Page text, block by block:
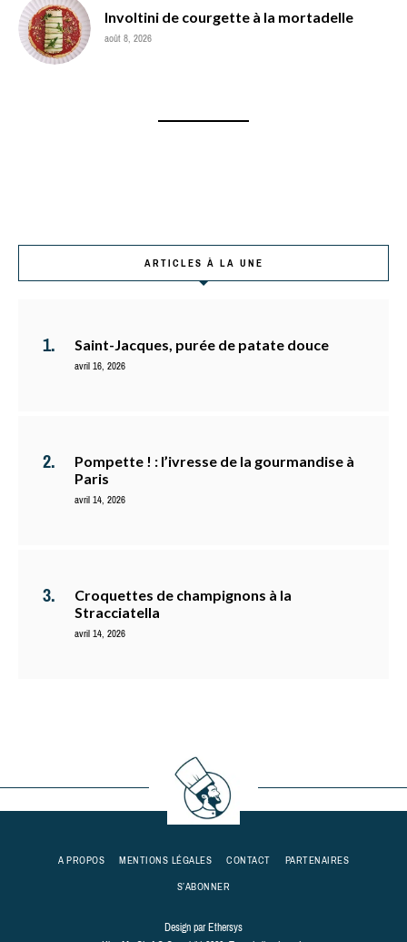
Involtini de courgette à la mortadelle
août 8, 2026
ARTICLES À LA UNE
Saint-Jacques, purée de patate douce
avril 16, 2026
Pompette ! : l’ivresse de la gourmandise à
Paris
avril 14, 2026
Croquettes de champignons à la
Stracciatella
avril 14, 2026
A PROPOS MENTIONS LÉGALES CONTACT
PARTENAIRES
S’ABONNER
Design parEthersys